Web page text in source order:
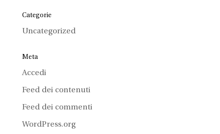
Categorie
Uncategorized
Meta
Accedi
Feed dei contenuti
Feed dei commenti
WordPress.org